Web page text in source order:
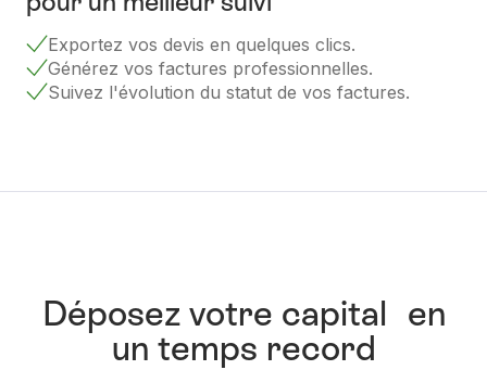
Exportez vos devis en quelques clics.
Générez vos factures professionnelles.
Suivez l'évolution du statut de vos factures.
Déposez votre capital en
un temps record